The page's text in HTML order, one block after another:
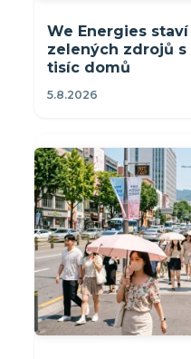
We Energies staví
zelených zdrojů
tisíc domů
5.8.2026